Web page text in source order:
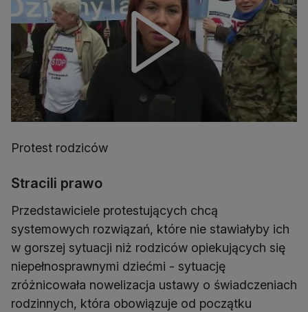
Protest rodziców
Stracili prawo
Przedstawiciele protestujących chcą
systemowych rozwiązań, które nie stawiałyby ich
w gorszej sytuacji niż rodziców opiekujących się
niepełnosprawnymi dziećmi - sytuację
zróżnicowała nowelizacja ustawy o świadczeniach
rodzinnych, która obowiązuje od początku